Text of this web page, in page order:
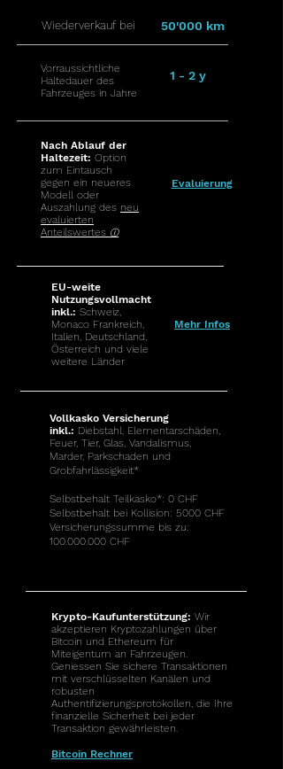
Wiederverkauf bei 50'000 km
Vorraussichtliche
Haltedauer des
Fahrzeuges in Jahre
1 - 2 y
Nach Ablauf der
Haltezeit: Option
zum Eintausch
gegen ein neueres
Modell oder
Auszahlung des neu
evaluierten
Anteilswertes ⓘ
Evaluierung
EU-weite
Nutzungsvollmacht
inkl.: Schweiz,
Monaco Frankreich,
Italien, Deutschland,
Österreich und viele
weitere Länder
Mehr Infos
Vollkasko Versicherung
inkl.: Diebstahl, Elementarschäden,
Feuer, Tier, Glas, Vandalismus,
Marder, Parkschaden und
Grobfahrlässigkeit*
Selbstbehalt Teilkasko*: 0 CHF
Selbstbehalt bei Kollision: 5000 CHF
Versicherungssumme bis zu:
100.000.000 CHF
Krypto-Kaufunterstützung: Wir
akzeptieren Kryptozahlungen über
Bitcoin und Ethereum für
Miteigentum an Fahrzeugen.
Geniessen Sie sichere Transaktionen
mit verschlüsselten Kanälen und
robusten
Authentifizierungsprotokollen, die Ihre
finanzielle Sicherheit bei jeder
Transaktion gewährleisten.
Bitcoin Rechner